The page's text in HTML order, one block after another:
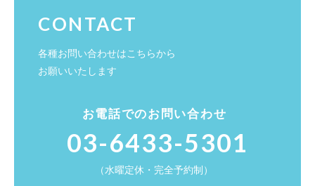
CONTACT
各種お問い合わせはこちらから
お願いいたします
お電話でのお問い合わせ
03-6433-5301
（水曜定休・完全予約制）